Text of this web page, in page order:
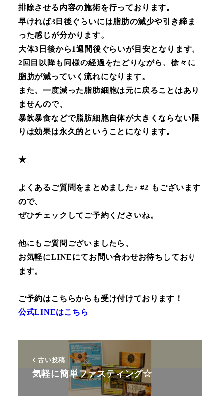
排除させる内容の施術を行っております。
早ければ3日後ぐらいには脂肪の減少や引き締ま
った感じが分かります。
大体3日後から1週間後ぐらいが目安となります。
2回目以降も同様の経過をたどりながら、徐々に
脂肪が減っていく流れになります。
また、一度減った脂肪細胞は元に戻ることはあり
ませんので、
暴飲暴食などで脂肪細胞自体が大きくならない限
りは効果は永久的ということになります。
★
よくあるご質問をまとめました♪ #2 もございます
ので、
ぜひチェックしてご予約くださいね。
他にもご質問ございましたら、
お気軽にLINEにてお問い合わせお待ちしており
ます。
ご予約はこちらからも受け付けております！
公式LINEはこちら
古い投稿
気軽に簡単ファスティング☆